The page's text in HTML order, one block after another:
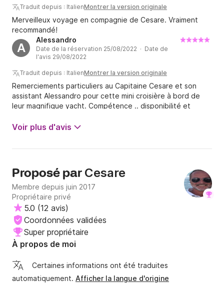
Traduit depuis : ItalienMontrer la version originale
Merveilleux voyage en compagnie de Cesare. Vraiment
recommandé!
A
Alessandro
Date de la réservation 25/08/2022 · Date de
l'avis 29/08/2022
Traduit depuis : ItalienMontrer la version originale
Remerciements particuliers au Capitaine Cesare et son
assistant Alessandro pour cette mini croisière à bord de
leur magnifique yacht. Compétence .. disponibilité et
infinie pour les enfants présents) je dirais top tout y
Voir plus d'avis
Proposé par Cesare
Membre depuis juin 2017
Propriétaire privé
5.0 (12 avis)
Coordonnées validées
Super propriétaire
À propos de moi
Certaines informations ont été traduites
automatiquement. Afficher la langue d'origine